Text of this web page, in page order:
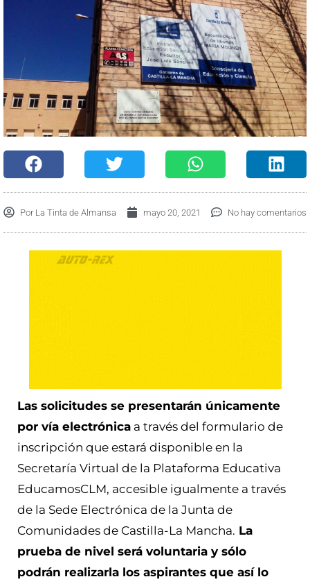
Por La Tinta de Almansa mayo 20, 2021 No hay comentarios
Las solicitudes se presentarán únicamente
por vía electrónica a través del formulario de
inscripción que estará disponible en la
Secretaría Virtual de la Plataforma Educativa
EducamosCLM, accesible igualmente a través
de la Sede Electrónica de la Junta de
Comunidades de Castilla-La Mancha. La
prueba de nivel será voluntaria y sólo
podrán realizarla los aspirantes que así lo